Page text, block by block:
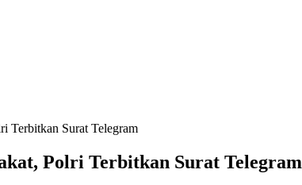
Terbitkan Surat Telegram
Polri Terbitkan Surat Telegram